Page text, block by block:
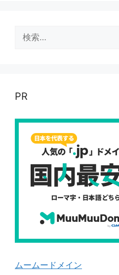
索:
PR
ムームードメイン